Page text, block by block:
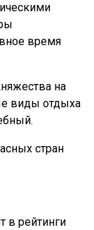
время
на
виды отдыха
стран
в рейтинги